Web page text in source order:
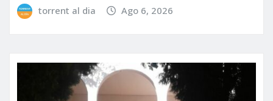
torrent al dia Ago 6, 2026